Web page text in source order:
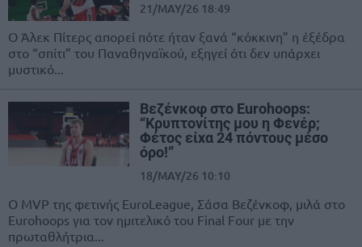
21/MAY/26 18:49
Ο Άλεκ Πίτερς απορεί πότε ήταν ξανά “κόκκινη” η έξέδρα
στο “σπίτι” του Παναθηναϊκού, εξηγεί ότι δεν υπάρχει
μυστικό...
Βεζένκοφ στο Eurohoops:
“Κρυπτονίτης μου η Φενέρ;
Φέτος είχα 24 πόντους μέσο
όρο!”
18/MAY/26 10:10
Ο MVP της φετινής EuroLeague, Σάσα Βεζένκοφ, μιλά στο
Eurohoops για τον ημιτελικό του Final Four με την
πρωταθλήτρια...